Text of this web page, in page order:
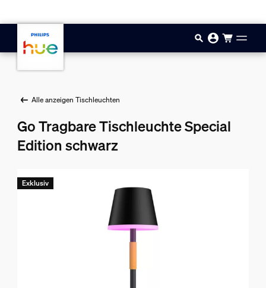
Alle anzeigen Tischleuchten
Go Tragbare Tischleuchte Special
Edition schwarz
Exklusiv